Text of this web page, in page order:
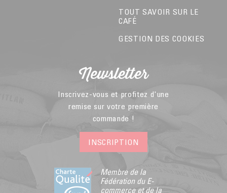
TOUT SAVOIR SUR LE
CAFÉ
GESTION DES COOKIES
Newsletter
Inscrivez-vous et profitez d'une
remise sur votre première
commande !
INSCRIPTION
Membre de la
Fédération du E-
commerce et de la